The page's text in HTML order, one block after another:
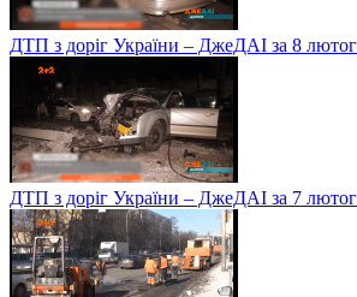
ДТП з доріг України – ДжеДАІ за 8
ДТП з доріг України – ДжеДАІ за 7